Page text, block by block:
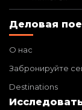
Деловая
О нас
Забронируйте
Destinations